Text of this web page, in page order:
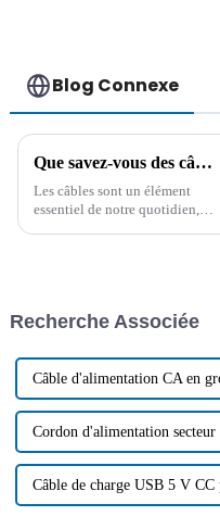
Blog Connexe
Que savez-vous des câbles ? Une compréhension approfondie des câbles !
Les câbles sont un élément
essentiel de notre quotidien,
maintien de la modernité...
Recherche Associée
Câble d'alimentation CA en
Cordon d'alimentation secteur
Câble de charge USB 5 V CC